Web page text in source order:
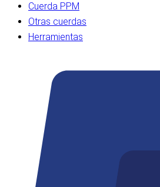
Cuerda PPM
Otras cuerdas
Herramientas